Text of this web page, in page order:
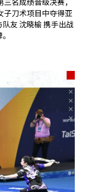
子刀术项目中夺得亚
友 沈晓榆 携手出战